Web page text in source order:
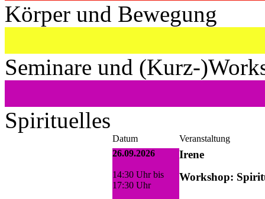
Körper und Bewegung
Seminare und (Kurz-
Spirituelles
Datum
Veranstaltung
26.09.2026
14:30 Uhr bis
17:30 Uhr
Irene
Workshop: